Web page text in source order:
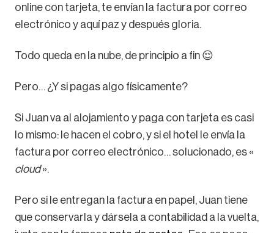
online con tarjeta, te envían la factura por correo
electrónico y aquí paz y después gloria.
Todo queda en la nube, de principio a fin 😌
Pero… ¿Y si pagas algo físicamente?
Si Juan va al alojamiento y paga con tarjeta es casi
lo mismo: le hacen el cobro, y si el hotel le envía la
factura por correo electrónico… solucionado, es «
cloud».
Pero si le entregan la factura en papel, Juan tiene
que conservarla y dársela a contabilidad a la vuelta,